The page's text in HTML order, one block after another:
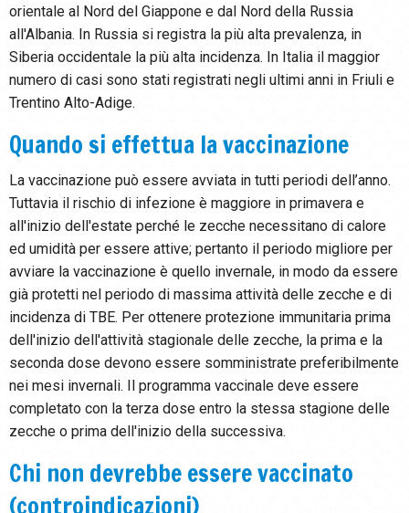
orientale al Nord del Giappone e dal Nord della Russia
all'Albania. In Russia si registra la più alta prevalenza, in
Siberia occidentale la più alta incidenza. In Italia il maggior
numero di casi sono stati registrati negli ultimi anni in Friuli e
Trentino Alto-Adige.
Quando si effettua la vaccinazione
La vaccinazione può essere avviata in tutti periodi dell’anno.
Tuttavia il rischio di infezione è maggiore in primavera e
all'inizio dell'estate perché le zecche necessitano di calore
ed umidità per essere attive; pertanto il periodo migliore per
avviare la vaccinazione è quello invernale, in modo da essere
già protetti nel periodo di massima attività delle zecche e di
incidenza di TBE. Per ottenere protezione immunitaria prima
dell'inizio dell'attività stagionale delle zecche, la prima e la
seconda dose devono essere somministrate preferibilmente
nei mesi invernali. Il programma vaccinale deve essere
completato con la terza dose entro la stessa stagione delle
zecche o prima dell'inizio della successiva.
Chi non devrebbe essere vaccinato